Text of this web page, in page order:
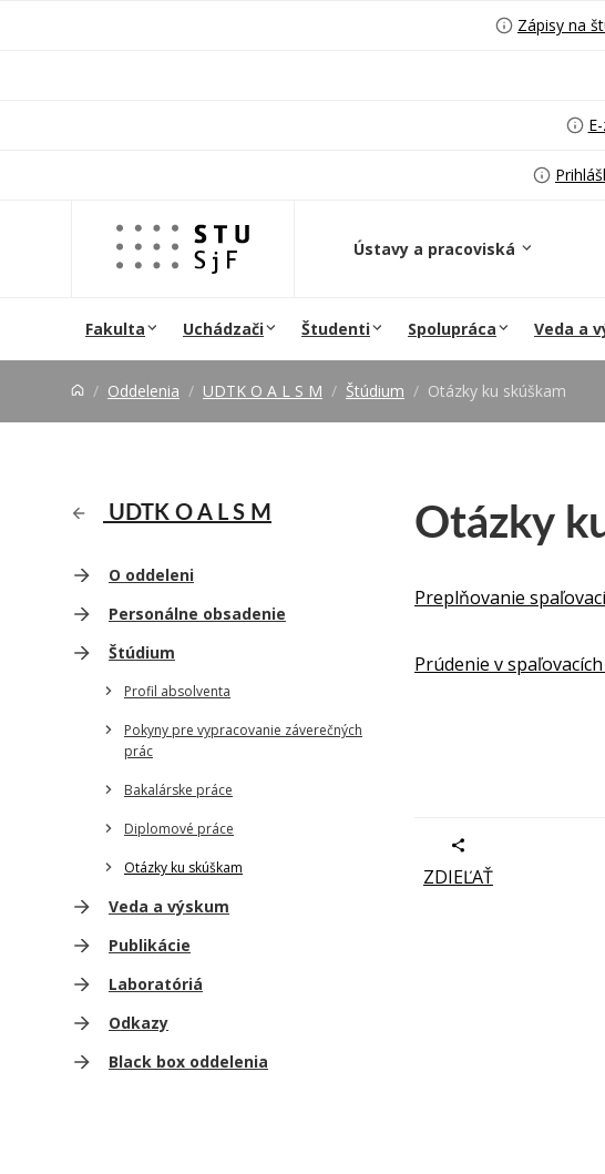
Zápisy na
Ústavy a pracoviská
Fakulta Uchádzači Študenti Spolupráca Veda a
Oddelenia UDTK O A L S M Štúdium Otázky ku skúškam
UDTK O A L S M
O oddeleni
Personálne obsadenie
Štúdium
Profil absolventa
Pokyny pre vypracovanie záverečných
prác
Bakalárske práce
Diplomové práce
Otázky ku skúškam
Veda a výskum
Publikácie
Laboratóriá
Odkazy
Black box oddelenia
Otázky
Preplňovanie
Prúdenie v
ZDIEĽAŤ